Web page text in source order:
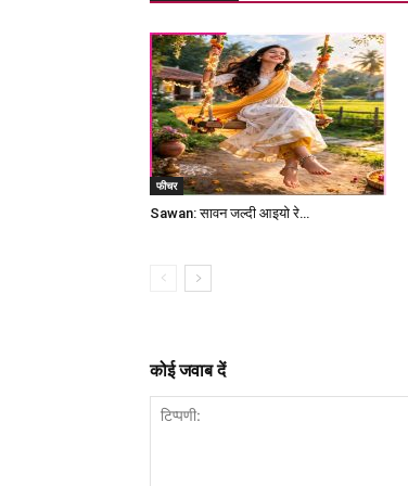
फीचर
Sawan: सावन जल्दी आइयो रे…
कोई जवाब दें